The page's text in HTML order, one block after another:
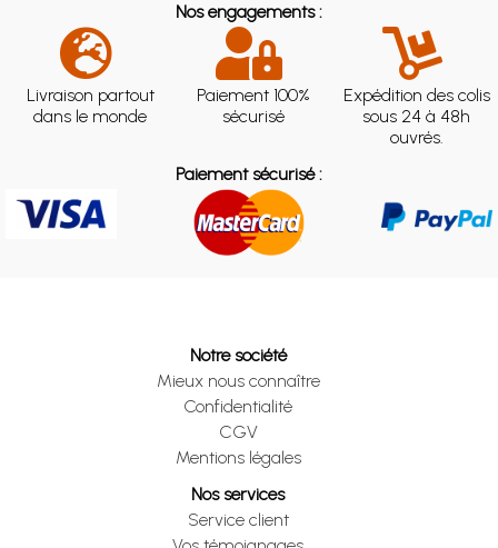
Nos engagements :
Livraison partout
dans le monde
Paiement 100%
sécurisé
Expédition des colis
sous 24 à 48h
ouvrés.
Paiement sécurisé :
Notre société
Mieux nous connaître
Confidentialité
CGV
Mentions légales
Nos services
Service client